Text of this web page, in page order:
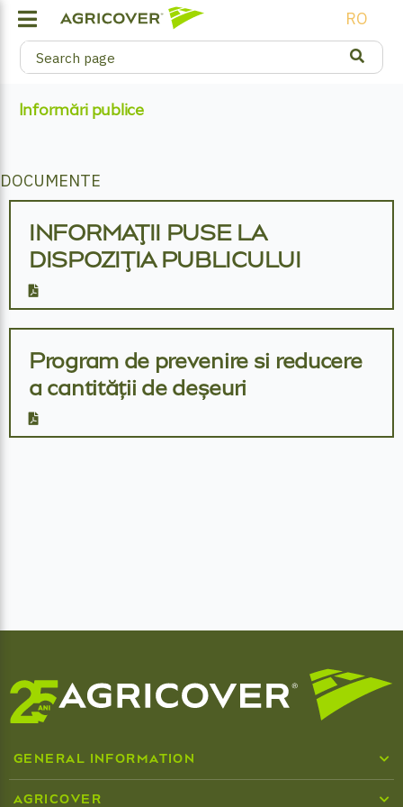
RO
Informări publice
DOCUMENTE
INFORMAŢII PUSE LA
DISPOZIŢIA PUBLICULUI
Program de prevenire si reducere
a cantității de deșeuri
GENERAL INFORMATION
Who we are
AGRICOVER